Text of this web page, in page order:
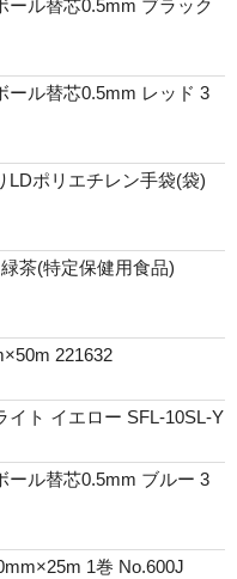
ール替芯0.5mm ブラック
ール替芯0.5mm レッド 3
LDポリエチレン手袋(袋)
茶(特定保健用食品)
221632
イト イエロー SFL-10SL-Y
ール替芯0.5mm ブルー 3
1巻 No.600J